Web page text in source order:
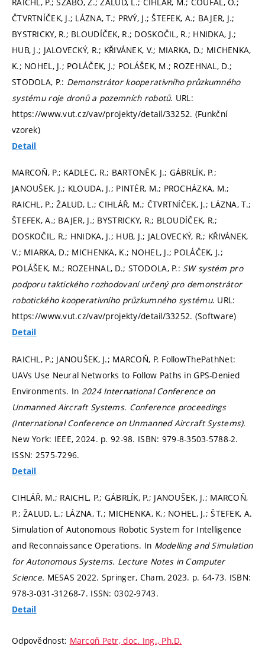
ČTVRTNÍČEK, J.; LÁZNA, T.; PRVÝ, J.; ŠTEFEK, A.; BAJER, J.;
BYSTRICKY, R.; BLOUDÍČEK, R.; DOSKOČIL, R.; HNIDKA, J.;
HUB, J.; JALOVECKÝ, R.; KŘIVÁNEK, V.; MIARKA, D.; MICHENKA,
K.; NOHEL, J.; POLÁČEK, J.; POLÁŠEK, M.; ROZEHNAL, D.;
STODOLA, P.: Demonstrátor kooperativního průzkumného
systému roje dronů a pozemních robotů. URL:
https://www.vut.cz/vav/projekty/detail/33252. (Funkční
vzorek)
Detail
MARCOŇ, P.; KADLEC, R.; BARTONĚK, J.; GÁBRLÍK, P.;
JANOUŠEK, J.; KLOUDA, J.; PINTÉR, M.; PROCHÁZKA, M.;
RAICHL, P.; ŽALUD, L.; CIHLÁŘ, M.; ČTVRTNÍČEK, J.; LÁZNA, T.;
ŠTEFEK, A.; BAJER, J.; BYSTRICKY, R.; BLOUDÍČEK, R.;
DOSKOČIL, R.; HNIDKA, J.; HUB, J.; JALOVECKÝ, R.; KŘIVÁNEK,
V.; MIARKA, D.; MICHENKA, K.; NOHEL, J.; POLÁČEK, J.;
POLÁŠEK, M.; ROZEHNAL, D.; STODOLA, P.: SW systém pro
podporu taktického rozhodovaní určený pro demonstrátor
robotického kooperativního průzkumného systému. URL:
https://www.vut.cz/vav/projekty/detail/33252. (Software)
Detail
RAICHL, P.; JANOUŠEK, J.; MARCOŇ, P. FollowThePathNet:
UAVs Use Neural Networks to Follow Paths in GPS-Denied
Environments. In 2024 International Conference on
Unmanned Aircraft Systems. Conference proceedings
(International Conference on Unmanned Aircraft Systems).
New York: IEEE, 2024. p. 92-98. ISBN: 979-8-3503-5788-2.
ISSN: 2575-7296.
Detail
CIHLÁŘ, M.; RAICHL, P.; GÁBRLÍK, P.; JANOUŠEK, J.; MARCOŇ,
P.; ŽALUD, L.; LÁZNA, T.; MICHENKA, K.; NOHEL, J.; ŠTEFEK, A.
Simulation of Autonomous Robotic System for Intelligence
and Reconnaissance Operations. In Modelling and Simulation
for Autonomous Systems. Lecture Notes in Computer
Science. MESAS 2022. Springer, Cham, 2023. p. 64-73. ISBN:
978-3-031-31268-7. ISSN: 0302-9743.
Detail
Odpovědnost: Marcoň Petr, doc. Ing., Ph.D.